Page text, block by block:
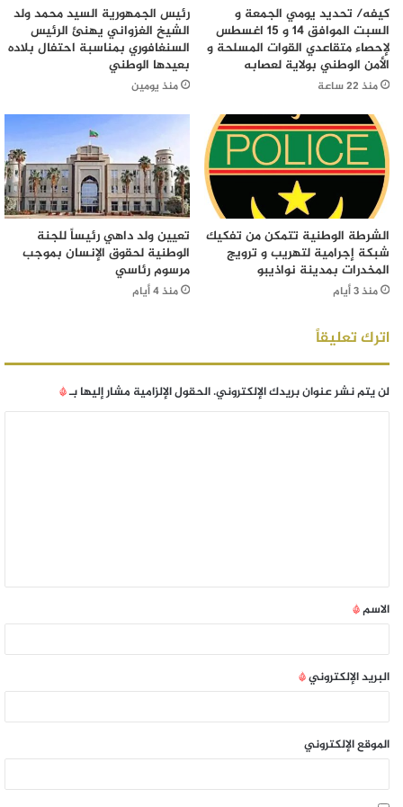
كيفه/ تحديد يومي الجمعة و
السبت الموافق 14 و 15 اغسطس
لإحصاء متقاعدي القوات المسلحة و
الأمن الوطني بولاية لعصابه
منذ 22 ساعة
رئيس الجمهورية السيد محمد ولد
الشيخ الغزواني يهنئ الرئيس
السنغافوري بمناسبة احتفال بلاده
بعيدها الوطني
منذ يومين
الشرطة الوطنية تتمكن من تفكيك
شبكة إجرامية لتهريب و ترويج
المخدرات بمدينة نواذيبو
منذ 3 أيام
تعيين ولد داهي رئيساً للجنة
الوطنية لحقوق الإنسان بموجب
مرسوم رئاسي
منذ 4 أيام
اترك تعليقاً
لن يتم نشر عنوان بريدك الإلكتروني.الحقول الإلزامية مشار إليها بـ*
الاسم*
البريد الإلكتروني*
الموقع الإلكتروني